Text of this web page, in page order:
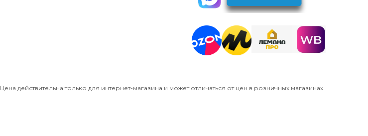
Цена действительна только для интернет-магазина и может отличаться от цен в розничных магазинах